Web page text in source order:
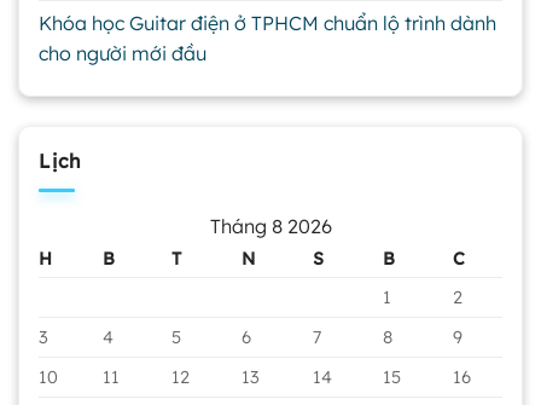
Khóa học Guitar điện ở TPHCM chuẩn lộ trình dành
cho người mới đầu
Lịch
Tháng 8 2026
H B T N S B
C
1
2
3
4 5 6 7 8
9
10
11 12 13 14 15
16